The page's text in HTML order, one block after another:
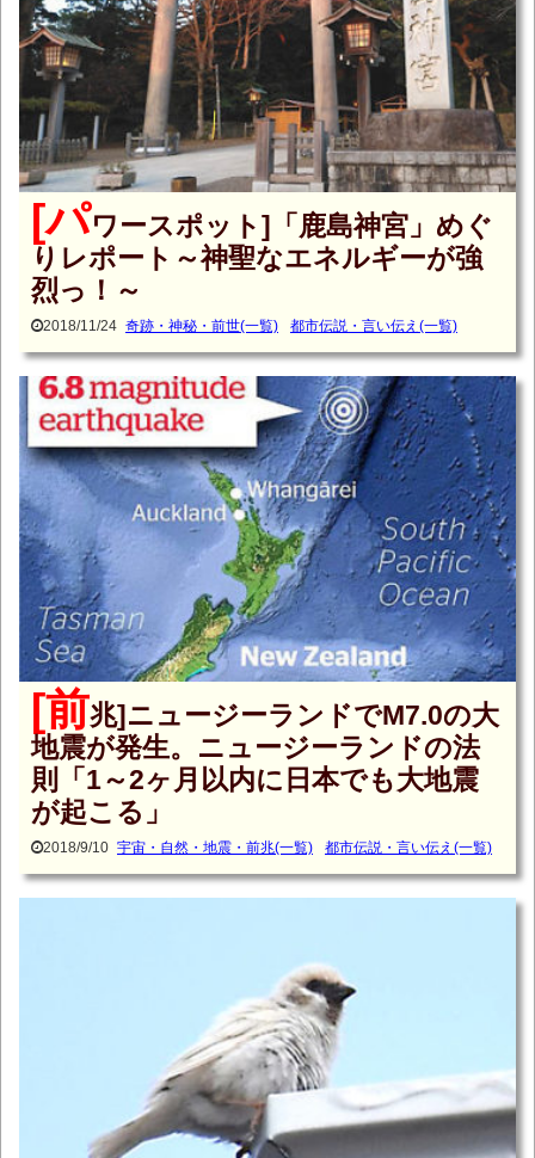
[パワースポット]「鹿島神宮」めぐ
りレポート～神聖なエネルギーが強
烈っ！～
2018/11/24 奇跡・神秘・前世(一覧) 都市伝説・言い伝え(一覧)
[前兆]ニュージーランドでM7.0の大
地震が発生。ニュージーランドの法
則「1～2ヶ月以内に日本でも大地震
が起こる」
2018/9/10 宇宙・自然・地震・前兆(一覧) 都市伝説・言い伝え(一覧)